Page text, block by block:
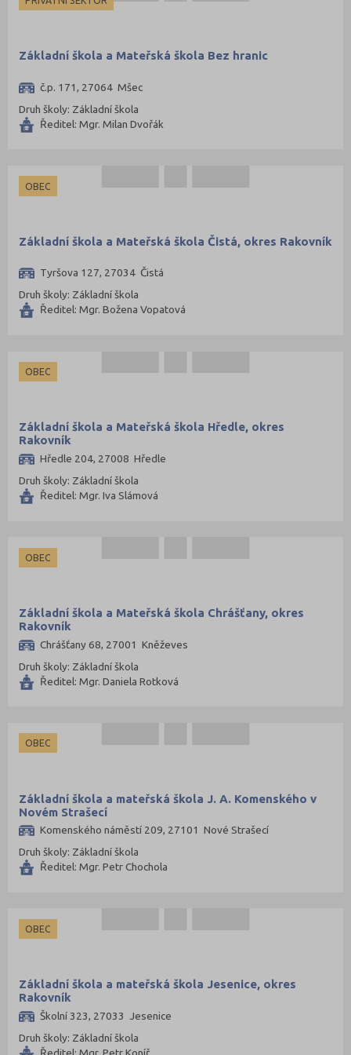
Šumperk (67)
Teplice (39)
Ústí nad Orlicí (81)
Základní škola a Mateřská škola Bez hranic
č.p. 171, 27064 Mšec
Druh školy: Základní škola
Ředitel: Mgr. Milan Dvořák
OBEC
Základní škola a Mateřská škola Čistá, okres Rakovník
Tyršova 127, 27034 Čistá
Druh školy: Základní škola
Ředitel: Mgr. Božena Vopatová
OBEC
Základní škola a Mateřská škola Hředle, okres
Rakovník
Hředle 204, 27008 Hředle
Druh školy: Základní škola
Ředitel: Mgr. Iva Slámová
OBEC
Základní škola a Mateřská škola Chrášťany, okres
Rakovník
Chrášťany 68, 27001 Kněževes
Druh školy: Základní škola
Ředitel: Mgr. Daniela Rotková
OBEC
Základní škola a mateřská škola J. A. Komenského v
Novém Strašecí
Komenského náměstí 209, 27101 Nové Strašecí
Druh školy: Základní škola
Ředitel: Mgr. Petr Chochola
OBEC
Základní škola a mateřská škola Jesenice, okres
Rakovník
Školní 323, 27033 Jesenice
Druh školy: Základní škola